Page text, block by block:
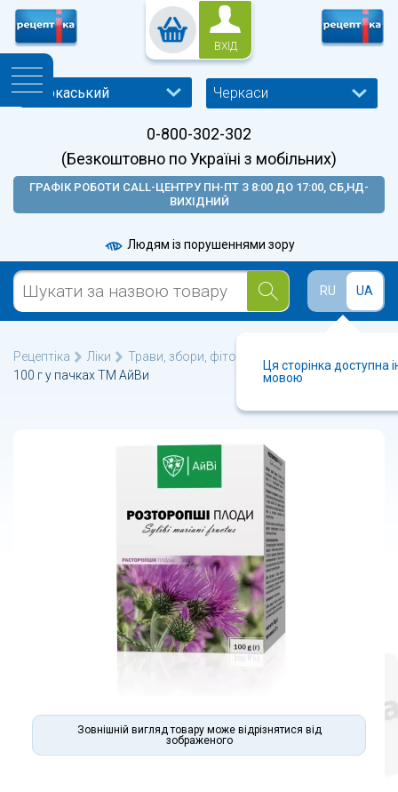
ВХІД
Черкаси
0-800-302-302
(Безкоштовно по Україні з мобільних)
ГРАФІК РОБОТИ CALL-ЦЕНТРУ ПН-ПТ З 8:00 ДО 17:00, СБ,НД-
ВИХІДНИЙ
Людям із порушеннями зору
RU UA
Ця сторінка доступна
мовою
Рецептіка Ліки Трави, збори, фіточаї
100 г у пачках ТМ АйВи
Зовнішній вигляд товару може відрізнятися від
зображеного